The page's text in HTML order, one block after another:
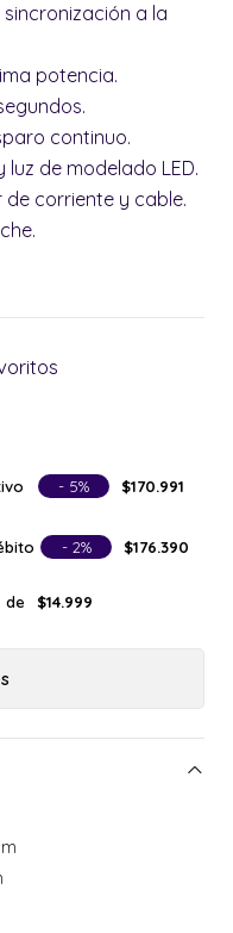
sincronización a la
potencia.
continuo.
de modelado LED.
corriente y cable.
- 5% $170.991
- 2% $176.390
de
$14.999